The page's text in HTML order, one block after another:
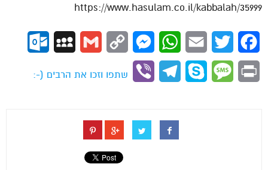
https://www.hasulam.co.il/kabbalah/35999
Facebook
Twitter
Email
WhatsApp
Messenger
Copy
Gmail
MySpace
Print
Message
Skype
Telegram
Viber
שתפו וזכו את הרבים (-: